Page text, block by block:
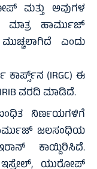
ಮತ್ತು ಅವುಗಳ
ಮಾತ್ರ ಹಾರ್ಮುಜ್
ಎಂದು
(IRGC) ಈ
ವರದಿ ಮಾಡಿದೆ.
ನಿರ್ಣಯಗಳಿಗೆ
ಜಲಸಂಧಿಯ
ಕಾಯ್ದಿರಿಸಿದೆ.
ಯುರೋಪ್